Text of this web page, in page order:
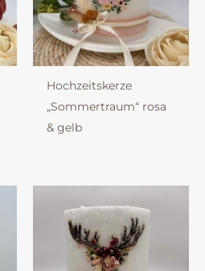
Hochzeitskerze
„Sommertraum“ rosa
& gelb